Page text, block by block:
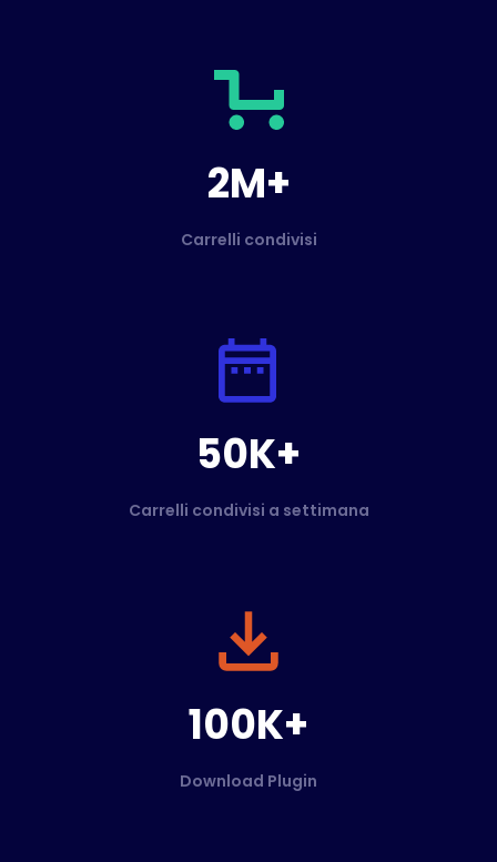
2M+
Carrelli condivisi
50K+
Carrelli condivisi a settimana
100K+
Download Plugin